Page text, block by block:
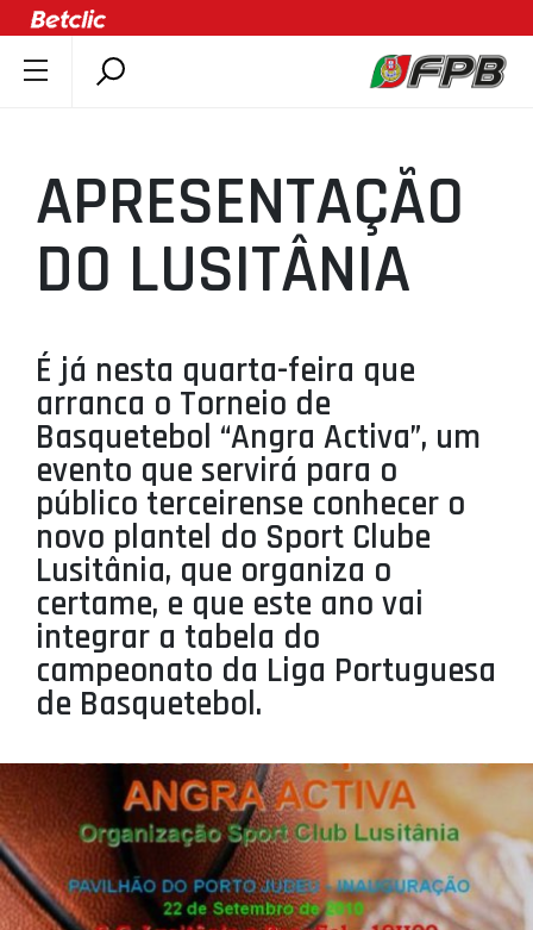
ÚLTIMAS
COMPETIÇÕES
ASSOCIAÇÕES
AGENTES
AGENDA
SELEÇÕES
MINIBASQUETE
ÁREA TÉCNICA
PROJETOS
LIGA BETCLIC MASCULINA
LIGA BETCLIC FEMININA
APRESENTAÇÃO
DO LUSITÂNIA
É já nesta quarta-feira que
arranca o Torneio de
Basquetebol “Angra Activa”, um
evento que servirá para o
público terceirense conhecer o
novo plantel do Sport Clube
Lusitânia, que organiza o
certame, e que este ano vai
integrar a tabela do
campeonato da Liga Portuguesa
de Basquetebol.